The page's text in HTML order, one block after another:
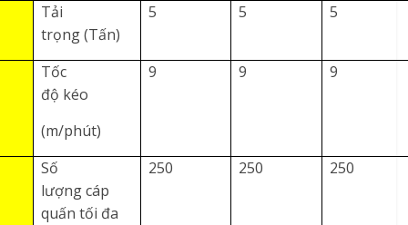
Tải
trọng (Tấn)
5 5 5
Tốc
độ kéo
(m/phút)
9 9 9
Số
lượng cáp
quấn tối đa
250 250 250